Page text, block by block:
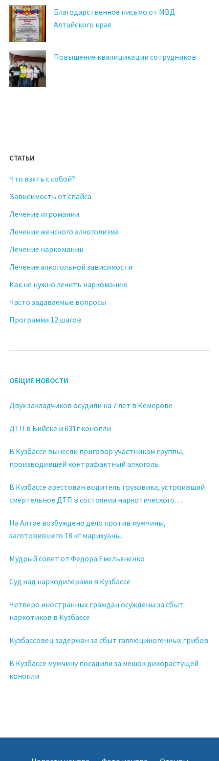
Благодарственное письмо от МВД
Алтайского края
Повышение квалицикации сотрудников
СТАТЬИ
Что взять с собой?
Зависимость от спайса
Лечение игромании
Лечение женского алкоголизма
Лечение наркомании
Лечение алкогольной зависимости
Как не нужно лечить наркоманию
Часто задаваемые вопросы
Программа 12 шагов
ОБЩИЕ НОВОСТИ
Двух закладчиков осудили на 7 лет в Кемерове
ДТП в Бийске и 631г конопли
В Кузбассе вынесли приговор участникам группы,
производившей контрафактный алкоголь
В Кузбассе арестован водитель грузовика, устроивший
смертельное ДТП в состоянии наркотического
На Алтае возбуждено дело против мужчины,
заготовившего 18 кг марихуаны.
Мудрый совет от Федора Емельяненко
Суд над наркодилерами в Кузбассе
Четверо иностранных граждан осуждены за сбыт
наркотиков в Кузбассе
Кузбассовец задержан за сбыт галлюциногенных грибов
В Кузбассе мужчину посадили за мешок дикорастущей
конопли